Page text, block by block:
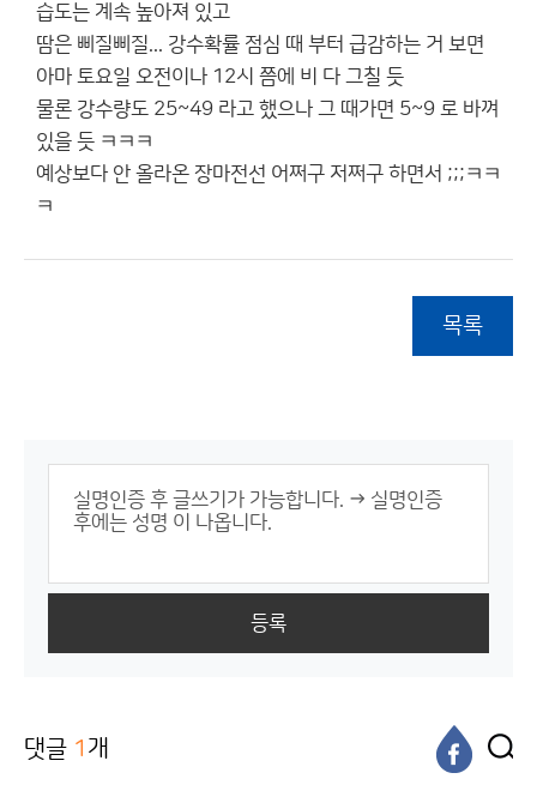
습도는 계속 높아져 있고
땀은 삐질삐질... 강수확률 점심 때 부터 급감하는 거 보면
아마 토요일 오전이나 12시 쯤에 비 다 그칠 듯
물론 강수량도 25~49 라고 했으나 그 때가면 5~9 로 바껴
있을 듯 ㅋㅋㅋ
예상보다 안 올라온 장마전선 어쩌구 저쩌구 하면서 ;;;ㅋㅋ
ㅋ
목록
등록
댓글 1 개